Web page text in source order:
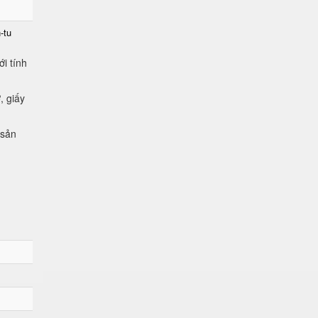
tu
tính
giấy